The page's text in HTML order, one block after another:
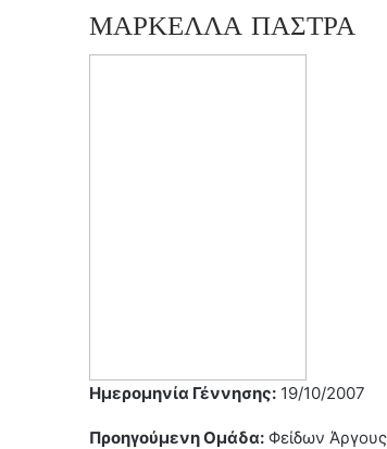
ΜΑΡΚΕΛΛΑ ΠΑΣΤΡΑ
Ημερομηνία Γέννησης: 19/10/2007
Προηγούμενη Ομάδα: Φείδων Άργους